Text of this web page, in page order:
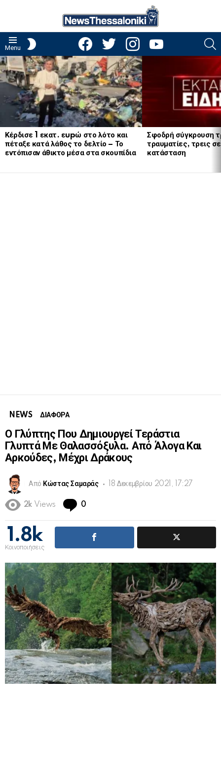
Menu
facebooktwitter instagramyoutube
LATEST
STORIES
Κέρδισε 1 εκατ. εupώ στο λότο και
πέταξε κατά λάθος το δελτίο – Το
εντόπισαν άθικτο μέσα στα σκουπίδια
Σφοδρή σύγκρουση
τραυματίες, τρεις
κατάσταση
NEWS ΔΙΑΦΟΡΑ
Ο Γλύπτης Που Δημιουργεί Τεράστια
Γλυπτά Με Θαλασσόξυλα. Από Άλογα Και
Αρκούδες, Μέχρι Δράκους
Από Κώστας Σαμαράς 18 Δεκεμβρίου 2021, 17:27
2k Views 0
1.8k
Κοινοποιήσεις